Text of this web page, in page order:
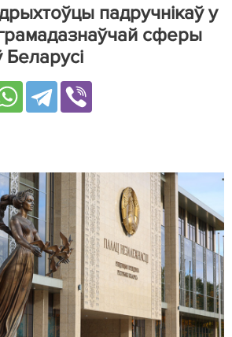
падручнікаў у
сферы